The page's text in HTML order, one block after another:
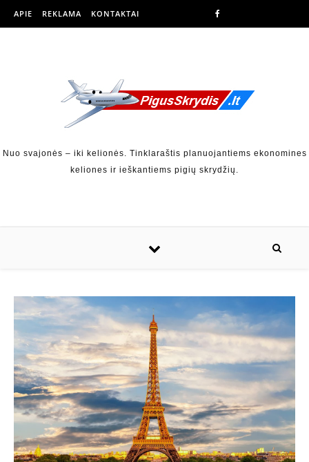
APIE REKLAMA KONTAKTAI
Nuo svajonės – iki kelionės. Tinklaraštis planuojantiems ekonomines
keliones ir ieškantiems pigių skrydžių.